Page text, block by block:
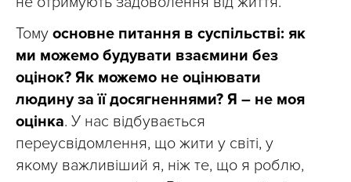
Тому основне питання в суспільстві: як
ми можемо будувати взаємини без
оцінок? Як можемо не оцінювати
людину за її досягненнями? Я – не моя
оцінка. У нас відбувається
переусвідомлення, що жити у світі, у
якому важливіший я, ніж те, що я роблю,